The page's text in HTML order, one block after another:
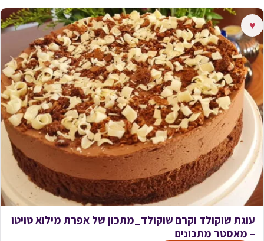
♥
עוגת שוקולד וקרם שוקולד_מתכון של אפרת מילוא טויטו
– מאסטר מתכונים